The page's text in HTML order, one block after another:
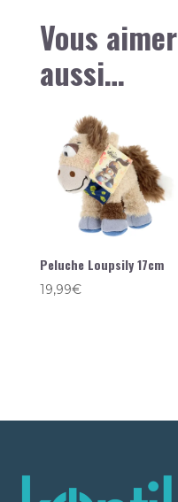
Vous
aussi…
Peluche Loupsily 17cm
19,99€